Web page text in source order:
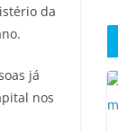
da
já
nos